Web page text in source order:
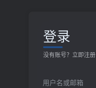
登录
没有账号？立即注册
用户名或邮箱